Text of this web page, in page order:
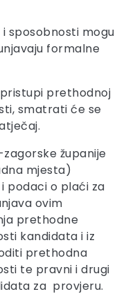
sposobnosti mogu
formalne
prethodnoj
smatrati će se
županije
mjesta)
podaci o plaći za
ovim
prethodne
kandidata i iz
prethodna
te pravni i drugi
za provjeru.